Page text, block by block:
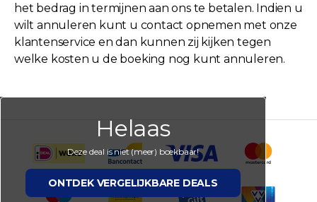
het bedrag in termijnen aan ons te betalen. Indien u
wilt annuleren kunt u contact opnemen met onze
klantenservice en dan kunnen zij kijken tegen
welke kosten u de boeking nog kunt annuleren.
Helaas
Deze deal is niet (meer) boekbaar!
ONTDEK VERGELIJKBARE DEALS